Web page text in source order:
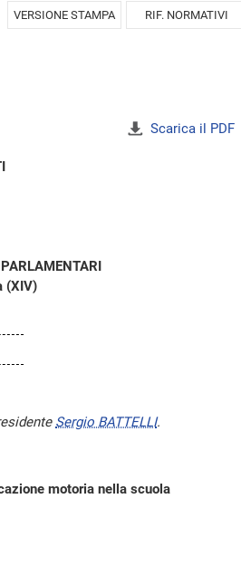
VERSIONE STAMPA RIF. NORMATIVI
Scarica il PDF
(XIV)
Sergio BATTELLI.
motoria nella scuola